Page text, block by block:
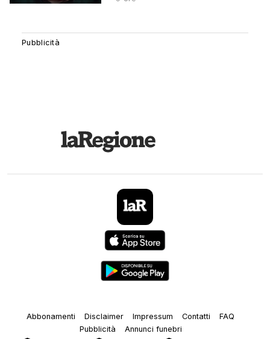
Abbonamenti Disclaimer Impressum Contatti
FAQ
Pubblicità
Annunci funebri